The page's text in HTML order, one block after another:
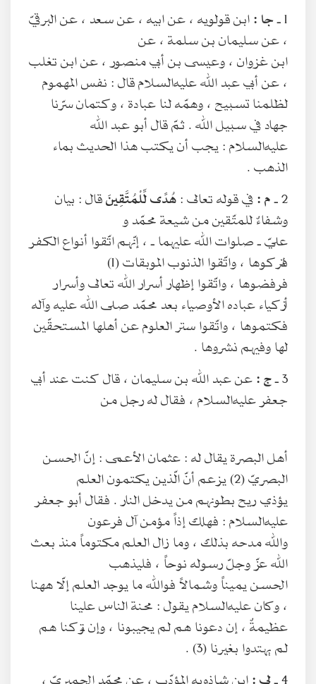
1 ـ جا :ابن قولويه ، عن ابيه ، عن سعد ، عن البرقيّ
، عن سليمان بن سلمة ، عن
ابن غزوان ، وعيسى بن أبي منصور ، عن ابن تغلب
، عن أبي عبد الله عليه‌السلام قال : نفس المهموم
لظلمنا تسبيح ، وهمّه لنا عبادة ، وكتمان سرّنا
جهاد في سبيل الله . ثمّ قال أبو عبد الله
عليه‌السلام : يجب أن يكتب هذا الحديث بماء
الذهب .
2 ـ م :في قوله تعالى :هُدًى لِّلْمُتَّقِينَقال : بيان
وشفاءٌ للمتّقين من شيعة محمّد و
عليّ ـ صلوات الله عليهما ـ ، إنّهم اتّقوا أنواع الكفر
فتركوها ، واتّقوا الذنوب الموبقات (1)
فرفضوها ، واتّقوا إظهار أسرار الله تعالى وأسرار
أزكياء عباده الأوصياء بعد محمّد صلى الله عليه وآله
فكتموها ، واتّقوا ستر العلوم عن أهلها المستحقّين
لها وفيهم نشروها .
3 ـ ج :عن عبد الله بن سليمان ، قال كنت عند أبي
جعفر عليه‌السلام ، فقال له رجل من
أهل البصرة يقال له : عثمان الأعمى : إنّ الحسن
البصريّ (2) يزعم أنّ الّذين يكتمون العلم
يؤذي ريح بطونهم من يدخل النار . فقال أبو جعفر
عليه‌السلام : فهلك إذاً مؤمن آل فرعون
والله مدحه بذلك ، وما زال العلم مكتوماً منذ بعث
الله عزّ وجلّ رسوله نوحاً ، فليذهب
الحسن يميناً وشمالاً فوالله ما يوجد العلم إلّا ههنا
، وكان عليه‌السلام يقول : محنة الناس علينا
عظيمةٌ ، إن دعونا هم لم يجيبونا ، وإن تركنا هم
لم يهتدوا بغيرنا (3) .
4 ـ لى :ابن شاذويه المؤدّب ، عن محمّد الحميريّ ،